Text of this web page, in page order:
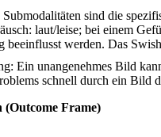
Submodalitäten sind die
laut/leise; bei einem
beeinflusst werden. Das
Ein unangenehmes Bild
schnell durch ein Bild
(Outcome Frame)